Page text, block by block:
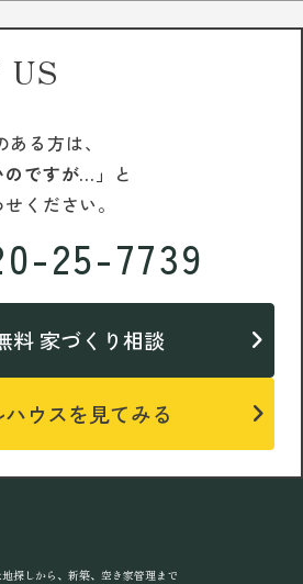
US
る方は、
ですが…」 と
ください。
25-7739
料 家づくり相談
ウスを見てみる
探しから、新築、空き家管理まで